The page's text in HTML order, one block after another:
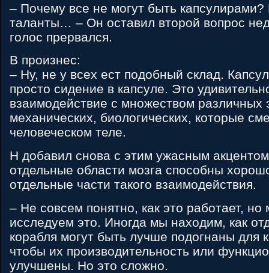
– Почему все не могут быть
таланты… – Он оставил второй вопрос
голос прервался.
B произнес:
– Ну, не у всех ест подобный склад.
просто сидение в капсуле. Это
взаимодействие с множеством различных
механических, биологических, которые
человеческом теле.
H добавил снова с этим ужасным
отдельные области мозга способны
отдельные части такого взаимодействия.
– Не совсем понятно, как это работает, но
исследуем это. Иногда мы находим, как
корабля могут быть лучше подогнаны для
чтобы их производительность или
улучшены. Но это сложно.